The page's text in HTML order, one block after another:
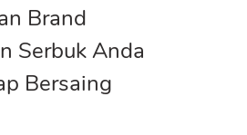
Brand
Serbuk Anda
Bersaing